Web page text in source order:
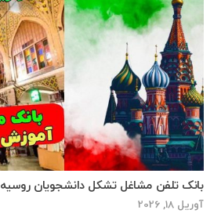
بانک تلفن مشاغل تشکل دانشجویان روسیه
آوریل 18, 2026